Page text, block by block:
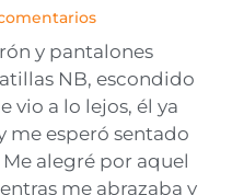
y pantalones
NB, escondido
vio a lo lejos, él ya
me esperó sentado
alegré por aquel
me abrazaba y